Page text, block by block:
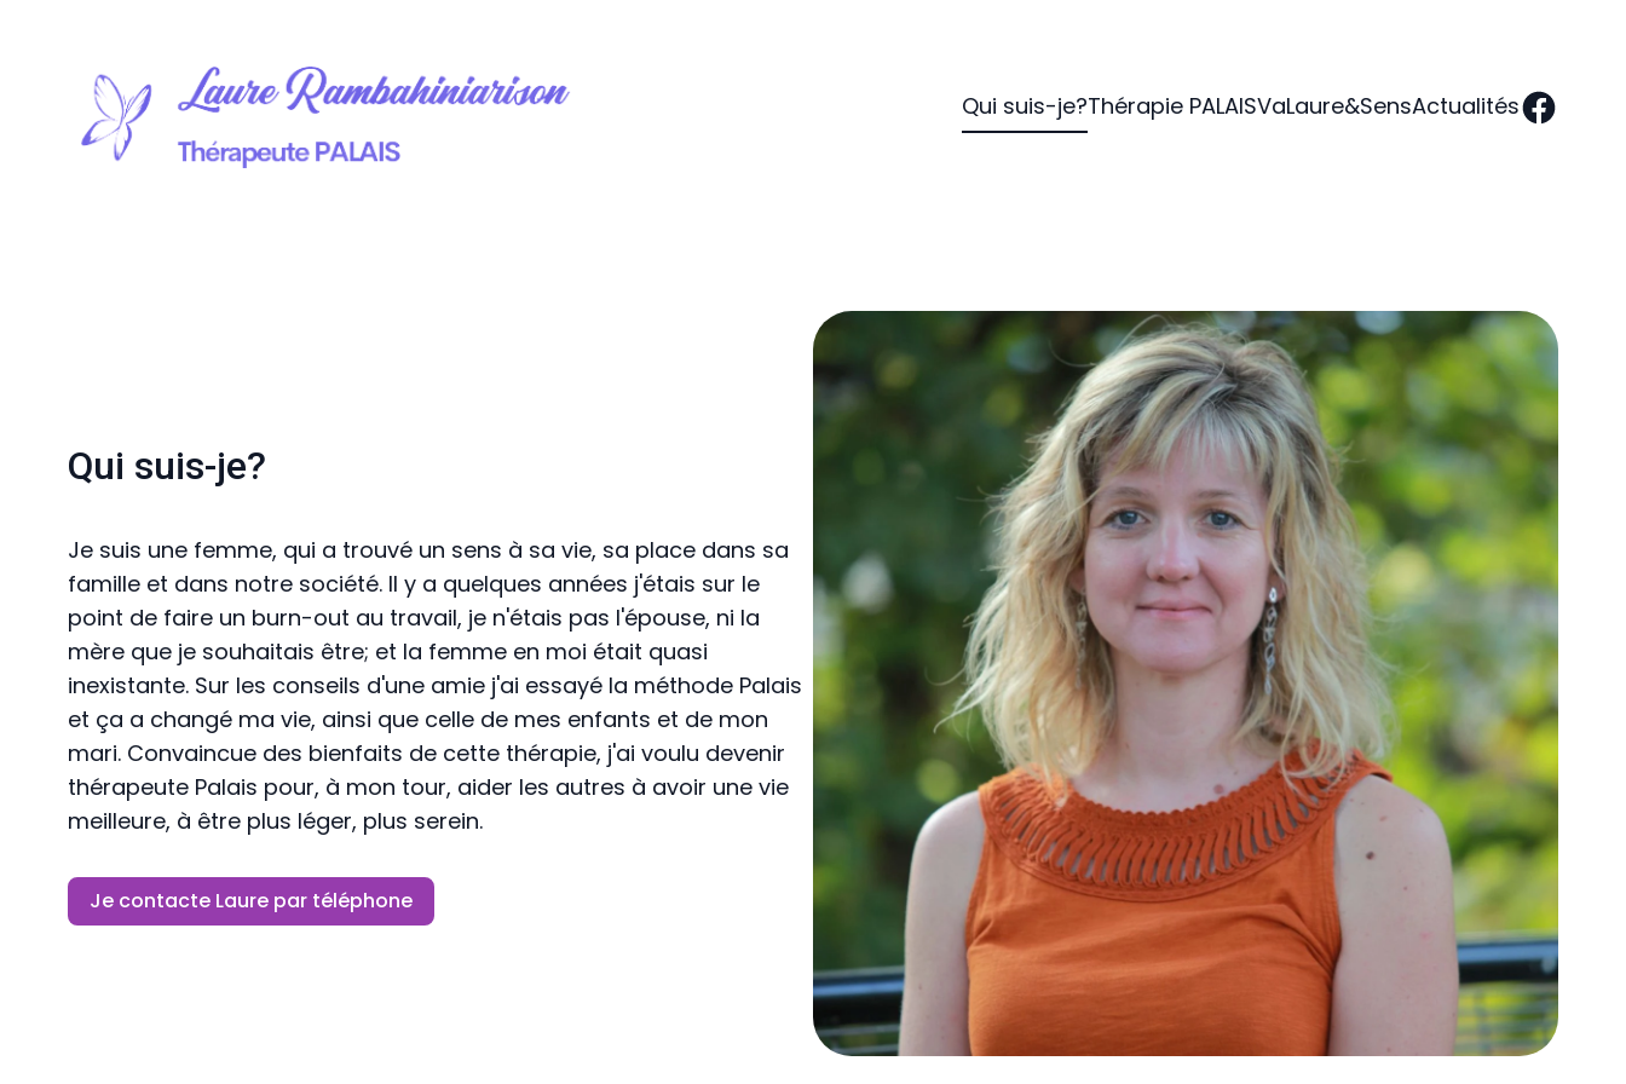
Qui suis-je?Thérapie PALAISVaLaure&SensActualités
Qui suis-je?
Je suis une femme, qui a trouvé un sens à sa vie, sa place dans sa
famille et dans notre société. Il y a quelques années j'étais sur le
point de faire un burn-out au travail, je n'étais pas l'épouse, ni la
mère que je souhaitais être; et la femme en moi était quasi
inexistante. Sur les conseils d'une amie j'ai essayé la méthode Palais
et ça a changé ma vie, ainsi que celle de mes enfants et de mon
mari. Convaincue des bienfaits de cette thérapie, j'ai voulu devenir
thérapeute Palais pour, à mon tour, aider les autres à avoir une vie
meilleure, à être plus léger, plus serein.
Je contacte Laure par téléphone